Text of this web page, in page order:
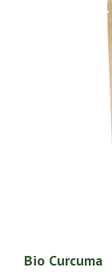
Bio Curcuma